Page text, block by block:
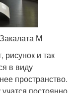
М
рисунок и так
в виду
пространство.
постоянно.